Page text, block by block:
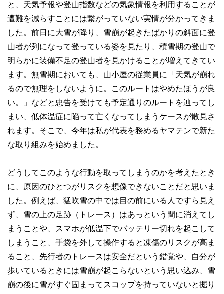
と、天気予報や登山指数などの気象情報を利用することが
遭難を減らすことには繋がっていない実情が分かってきま
した。前日に大雪が降り、雪崩が起きたばかりの斜面に登
山者が列になって登っている姿を見たり、積雪期の登山で
明らかに装備不足の登山者を見かけることが増えてきてい
ます。無雪期においても、山小屋の従業員に「天気が崩れ
るので無理をしないように。このルートはやめたほうが良
い。」などと忠告を受けても予定通りのルートを辿ってし
まい、低体温症に陥って亡くなってしまうケースが散見さ
れます。そこで、今年は私が代表を務めるヤマテンで新た
な取り組みを始めました。
どうしてこのような行動を取ってしまうのかを考えたとき
に、原因のひとつがリスクを想像できないことだと思いま
した。例えば、猛吹雪の中では目の前にいる人ですら見え
ず、雪の上の足跡（トレース）はあっという間に消えてし
まうことや、スマホが低温下でバッテリー切れを起こして
しまうこと、手袋を外して操作すると凍傷のリスクが高ま
ること、先行者のトレースは安全だという錯覚や、自分が
歩いているときには雪崩が起こらないという思い込み、雪
崩の後に雪がすぐ固まってスコップを持っていないと掘り